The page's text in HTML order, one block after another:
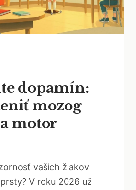
dopamín:
mozog
motor
vašich žiakov
V roku 2026 už